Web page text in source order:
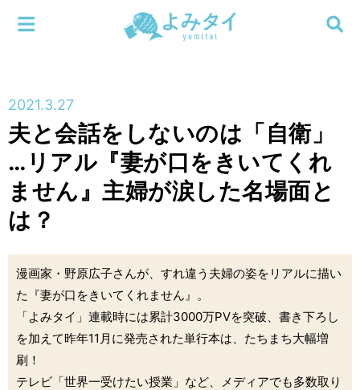
連載
新刊
特集
編集部
検索する
メニューを閉じる
2021.3.27
夫と会話をしないのは「自衛」
…リアル『妻が口をきいてくれ
ません』主婦が涙した名場面と
は？
漫画家・野原広子さんが、すれ違う夫婦の姿をリアルに描い
た『妻が口をきいてくれません』。
「よみタイ」連載時には累計3000万PVを突破、書き下ろし
を加えて昨年11月に発売された単行本は、たちまち大幅増
刷！
テレビ「世界一受けたい授業」など、メディアでも多数取り